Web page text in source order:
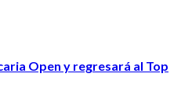
Open y regresará al Top